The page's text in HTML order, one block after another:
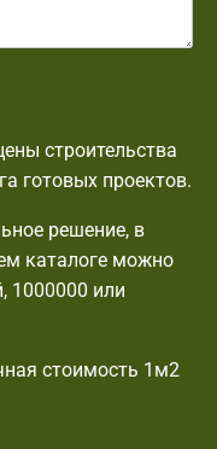
строительства
готовых проектов.
решение, в
каталоге можно
1000000 или
стоимость 1м2